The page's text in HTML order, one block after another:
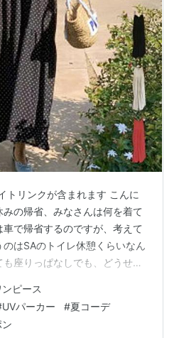
トリンクが含まれます こんに
の帰省、みなさんは何を着て
で帰省するのですが、考えて
はSAのトイレ休憩くらいなん
座りっぱなしでも、どうせ車
解じゃない？ と気づいてしま
こそ、ちょっとリゾート気分
帰省の日のるんるん移動コー
ピース
UVパーカー #夏コーデ